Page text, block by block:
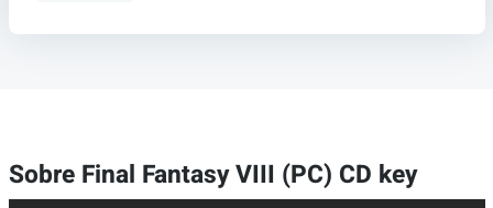
Sobre Final Fantasy VIII (PC) CD key